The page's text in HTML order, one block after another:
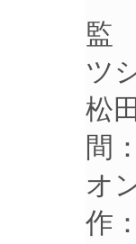
監
ツ
松
間
オ
作